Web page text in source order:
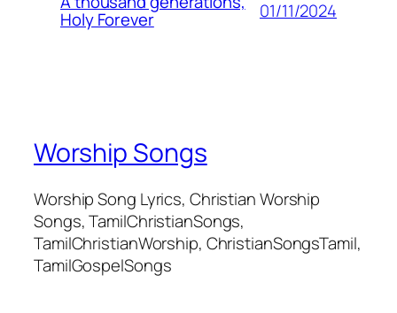
Holy Forever 01/11/2024
Worship Songs
Worship Song Lyrics, Christian Worship
Songs, TamilChristianSongs,
TamilChristianWorship, ChristianSongsTamil,
TamilGospelSongs